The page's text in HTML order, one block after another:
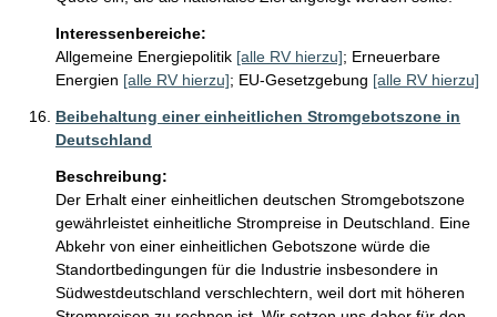
Interessenbereiche:
Allgemeine Energiepolitik [alle RV hierzu]; Erneuerbare
Energien [alle RV hierzu]; EU-Gesetzgebung [alle RV hierzu]
Beibehaltung einer einheitlichen Stromgebotszone in
Deutschland
Beschreibung:
Der Erhalt einer einheitlichen deutschen Stromgebotszone
gewährleistet einheitliche Strompreise in Deutschland. Eine
Abkehr von einer einheitlichen Gebotszone würde die
Standortbedingungen für die Industrie insbesondere in
Südwestdeutschland verschlechtern, weil dort mit höheren